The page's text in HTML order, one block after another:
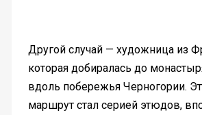
Другой случай — художница из
которая добиралась до
вдоль побережья Черногории.
маршрут стал серией этюдов,